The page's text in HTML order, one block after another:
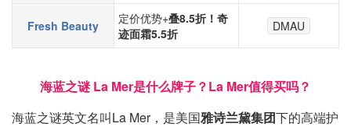
Fresh Beauty 定价优势+叠8.5折！奇
迹面霜5.5折
DMAU
海蓝之谜 La Mer是什么牌子？La Mer值得买吗？
海蓝之谜英文名叫La Mer，是美国雅诗兰黛集团下的高端护